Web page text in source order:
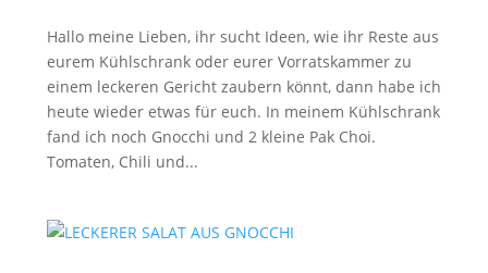
Hallo meine Lieben, ihr sucht Ideen, wie ihr Reste aus
eurem Kühlschrank oder eurer Vorratskammer zu
einem leckeren Gericht zaubern könnt, dann habe ich
heute wieder etwas für euch. In meinem Kühlschrank
fand ich noch Gnocchi und 2 kleine Pak Choi.
Tomaten, Chili und...